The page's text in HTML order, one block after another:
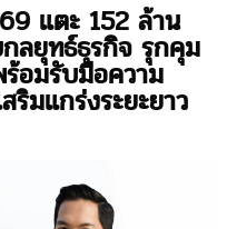
แตะ 152 ล้าน
ลยุทธ์ธุรกิจ รุกคุม
อมรับมือความ
ริมแกร่งระยะยาว